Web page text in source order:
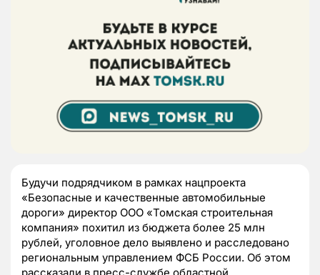
Будучи подрядчиком в рамках нацпроекта
«Безопасные и качественные автомобильные
дороги» директор ООО «Томская строительная
компания» похитил из бюджета более 25 млн
рублей, уголовное дело выявлено и расследовано
региональным управлением ФСБ России. Об этом
рассказали в пресс-службе областной